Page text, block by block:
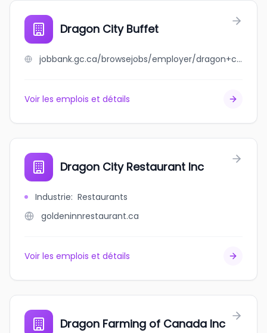
Dragon City Buffet
jobbank.gc.ca/browsejobs/employer/dragon+city+buffet/ca
Voir les emplois et détails
Dragon City Restaurant Inc
Industrie: Restaurants
goldeninnrestaurant.ca
Voir les emplois et détails
Dragon Farming of Canada Inc